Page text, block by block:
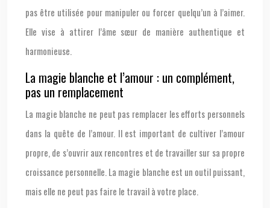
pas être utilisée pour manipuler ou forcer quelqu’un à l’aimer.
Elle vise à attirer l’âme sœur de manière authentique et
harmonieuse.
La magie blanche et l’amour : un complément,
pas un remplacement
La magie blanche ne peut pas remplacer les efforts personnels
dans la quête de l’amour. Il est important de cultiver l’amour
propre, de s’ouvrir aux rencontres et de travailler sur sa propre
croissance personnelle. La magie blanche est un outil puissant,
mais elle ne peut pas faire le travail à votre place.